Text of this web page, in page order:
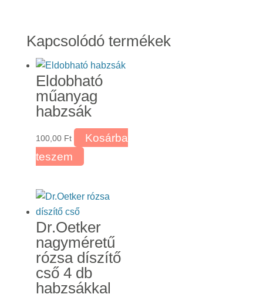
Kapcsolódó termékek
Eldobható
műanyag
habzsák
100,00 Ft
Kosárba
teszem
Dr.Oetker
nagyméretű
rózsa díszítő
cső 4 db
habzsákkal